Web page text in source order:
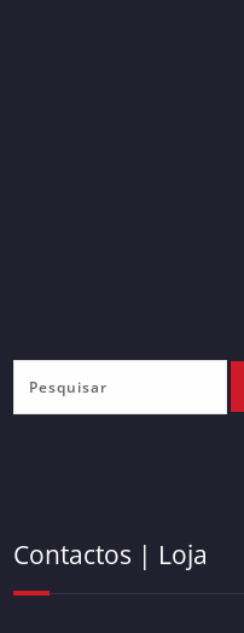
Contactos | Loja